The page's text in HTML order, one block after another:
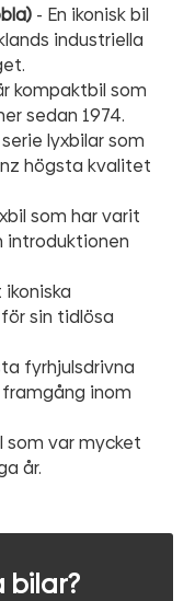
- En ikonisk bil
industriella
kompaktbil som
sedan 1974.
serie lyxbilar som
högsta kvalitet
som har varit
introduktionen
sin tidlösa
fyrhjulsdrivna
inom
som var mycket
år.
bilar?